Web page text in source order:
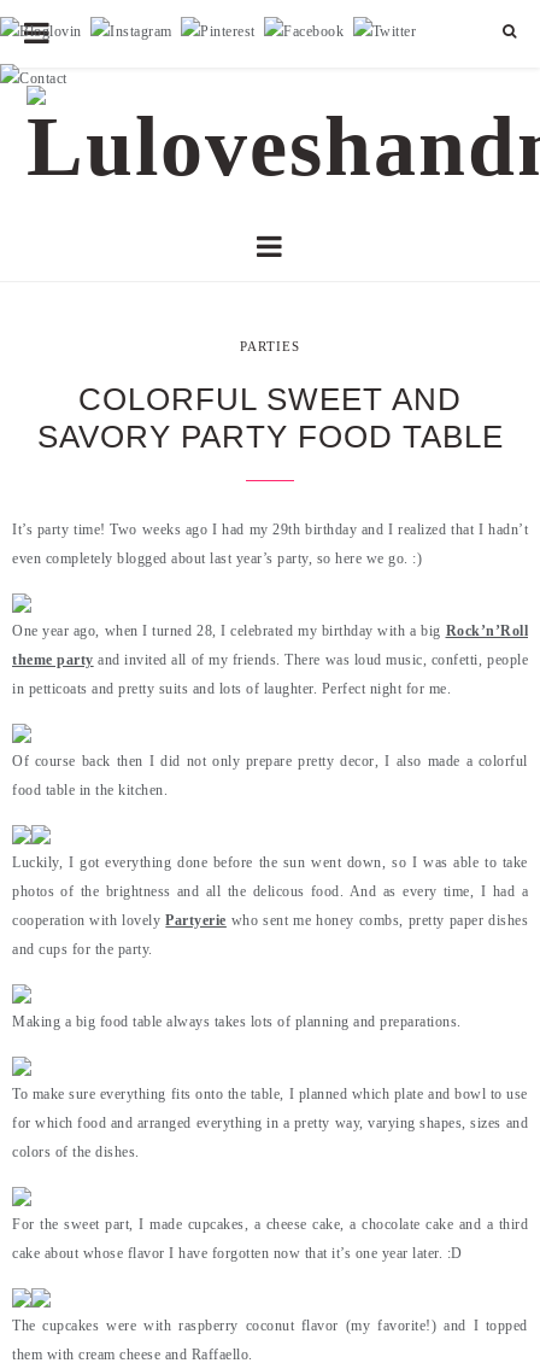
PARTIES
COLORFUL SWEET AND
SAVORY PARTY FOOD TABLE
It’s party time! Two weeks ago I had my 29th birthday and I realized that I hadn’t
even completely blogged about last year’s party, so here we go. :)
One year ago, when I turned 28, I celebrated my birthday with a big Rock’n’Roll
theme party and invited all of my friends. There was loud music, confetti, people
in petticoats and pretty suits and lots of laughter. Perfect night for me.
Of course back then I did not only prepare pretty decor, I also made a colorful
food table in the kitchen.
Luckily, I got everything done before the sun went down, so I was able to take
photos of the brightness and all the delicous food. And as every time, I had a
cooperation with lovelyPartyerie who sent me honey combs, pretty paper dishes
and cups for the party.
Making a big food table always takes lots of planning and preparations.
To make sure everything fits onto the table, I planned which plate and bowl to use
for which food and arranged everything in a pretty way, varying shapes, sizes and
colors of the dishes.
For the sweet part, I made cupcakes, a cheese cake, a chocolate cake and a third
cake about whose flavor I have forgotten now that it’s one year later. :D
The cupcakes were with raspberry coconut flavor (my favorite!) and I topped
them with cream cheese and Raffaello.